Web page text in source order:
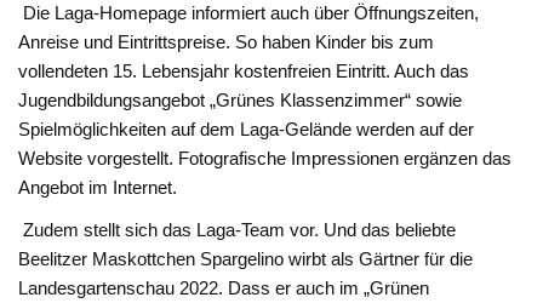
Die Laga-Homepage informiert auch über Öffnungszeiten,
Anreise und Eintrittspreise. So haben Kinder bis zum
vollendeten 15. Lebensjahr kostenfreien Eintritt. Auch das
Jugendbildungsangebot „Grünes Klassenzimmer“ sowie
Spielmöglichkeiten auf dem Laga-Gelände werden auf der
Website vorgestellt. Fotografische Impressionen ergänzen das
Angebot im Internet.
Zudem stellt sich das Laga-Team vor. Und das beliebte
Beelitzer Maskottchen Spargelino wirbt als Gärtner für die
Landesgartenschau 2022. Dass er auch im „Grünen